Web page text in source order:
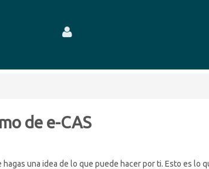
de e-CAS
una idea de lo que puede hacer por ti. Esto es lo